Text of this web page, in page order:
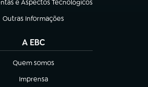
e Aspectos Tecnológicos
nova aba)
Outras Informações
(abre em nova aba)
A EBC
Quem somos
(abre em nova aba)
Imprensa
(abre em nova aba)